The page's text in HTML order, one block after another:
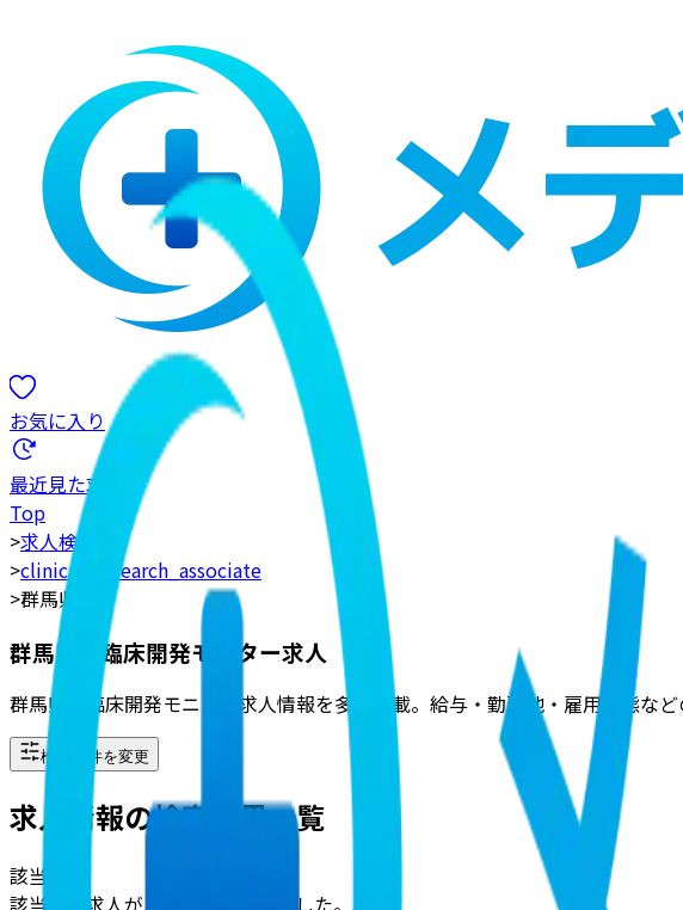
お気に入り
最近見た求人
Top
>求人検索
>clinical_research_associate
>群馬県
群馬県の臨床開発モニター求人
群馬県の臨床開発モニター求人情報を多数掲載。給与・勤務地・雇用形態な
検索条件を変更
求人情報の検索結果一覧
該当